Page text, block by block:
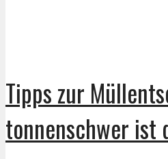
Tipps zur
tonnenschwer ist